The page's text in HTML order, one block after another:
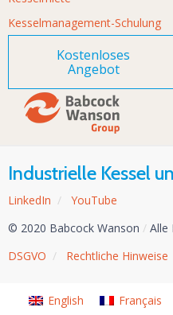
Kesselmanagement-Schulung
Kostenloses
Angebot
Industrielle Kessel
LinkedIn /
YouTube
© 2020 Babcock Wanson / Alle
DSGVO / Rechtliche Hinweise
English Français